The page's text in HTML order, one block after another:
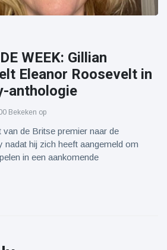
WEEK: Gillian
Eleanor Roosevelt in
anthologie
Bekeken op
van de Britse premier naar de
nadat hij zich heeft aangemeld om
in een aankomende